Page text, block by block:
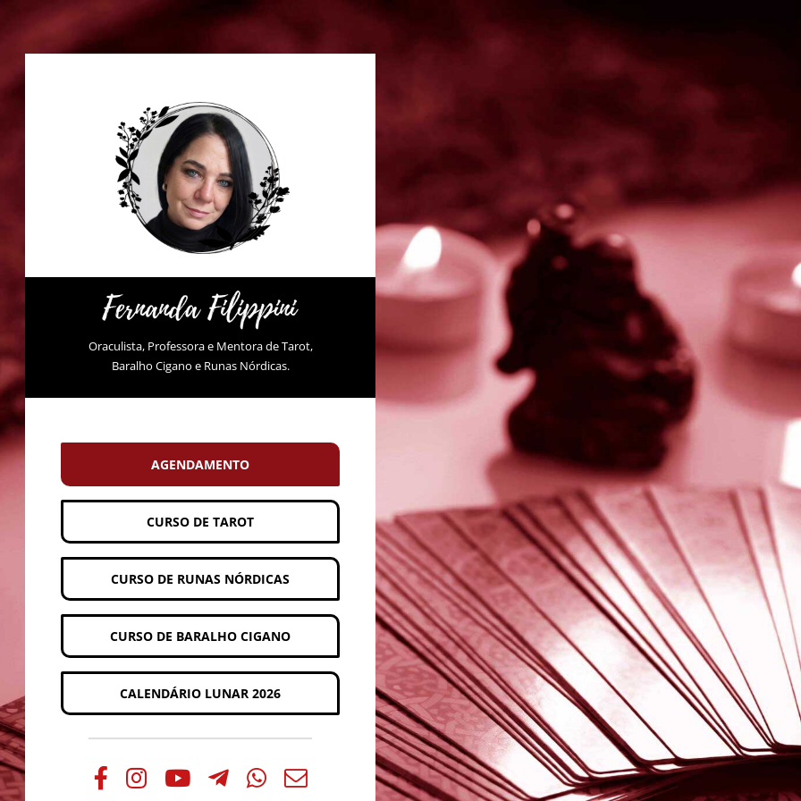
Oraculista, Professora e Mentora de Tarot,
Baralho Cigano e Runas Nórdicas.
AGENDAMENTO
CURSO DE TAROT
CURSO DE RUNAS NÓRDICAS
CURSO DE BARALHO CIGANO
CALENDÁRIO LUNAR 2026